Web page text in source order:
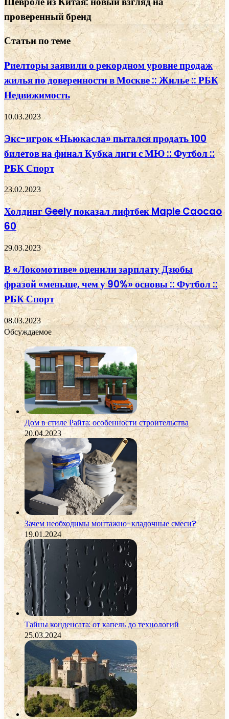
проверенный бренд
Статьи по теме
Риелторы заявили о рекордном уровне продаж
жилья по доверенности в Москве :: Жилье :: РБК
Недвижимость
10.03.2023
Экс-игрок «Ньюкасла» пытался продать 100
билетов на финал Кубка лиги с МЮ :: Футбол ::
РБК Спорт
23.02.2023
Холдинг Geely показал лифтбек Maple Caocao
60
29.03.2023
В «Локомотиве» оценили зарплату Дзюбы
фразой «меньше, чем у 90%» основы :: Футбол ::
РБК Спорт
08.03.2023
Обсуждаемое
Дом в стиле Райта: особенности строительства
20.04.2023
Зачем необходимы монтажно-кладочные смеси?
19.01.2024
Тайны конденсата: от капель до технологий
25.03.2024